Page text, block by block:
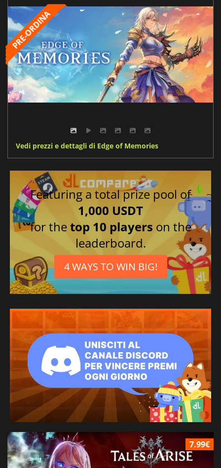
Vedi prezzi e dettagli di Edge of Memories
Featuring a total prize pool of
1,000 USDT
for thetop 10 players on the
leaderboard.
4 WAYS TO WIN BIG!
7.99€